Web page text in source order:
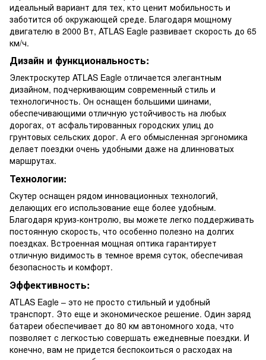
идеальный вариант для тех, кто ценит мобильность и
заботится об окружающей среде. Благодаря мощному
двигателю в 2000 Вт, ATLAS Eagle развивает скорость до 65
км/ч.
Дизайн и функциональность:
Электроскутер ATLAS Eagle отличается элегантным
дизайном, подчеркивающим современный стиль и
технологичность. Он оснащен большими шинами,
обеспечивающими отличную устойчивость на любых
дорогах, от асфальтированных городских улиц до
грунтовых сельских дорог. А его обмысленная эргономика
делает поездки очень удобными даже на длинноватых
маршрутах.
Технологии:
Скутер оснащен рядом инновационных технологий,
делающих его использование еще более удобным.
Благодаря круиз-контролю, вы можете легко поддерживать
постоянную скорость, что особенно полезно на долгих
поездках. Встроенная мощная оптика гарантирует
отличную видимость в темное время суток, обеспечивая
безопасность и комфорт.
Эффективность:
ATLAS Eagle – это не просто стильный и удобный
транспорт. Это еще и экономическое решение. Один заряд
батареи обеспечивает до 80 км автономного хода, что
позволяет с легкостью совершать ежедневные поездки. И
конечно, вам не придется беспокоиться о расходах на